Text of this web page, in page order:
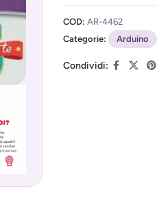
Acconsento
(Privacy Policy)
COD: AR-4462
Categorie:
Arduino
Condividi: